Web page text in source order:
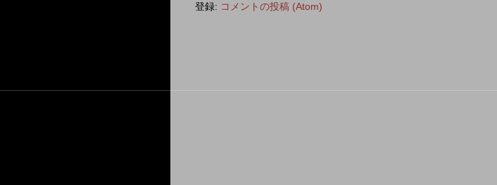
登録: コメントの投稿 (Atom)